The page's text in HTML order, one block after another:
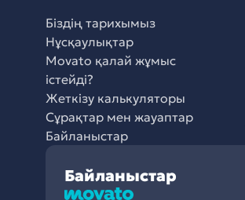
Біздің тарихымыз
Нұсқаулықтар
Movato қалай жұмыс
істейді?
Жеткізу калькуляторы
Сұрақтар мен жауаптар
Байланыстар
Байланыстар